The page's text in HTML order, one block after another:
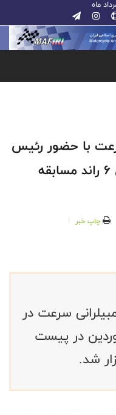
ماه
با حضور رئیس
فدراسیون برگزار شد/برگزاری ۶ راند مسابقه
چاپ خبر
سرعت در
صبح روز ۱۵ فروردین در پیست
شد.